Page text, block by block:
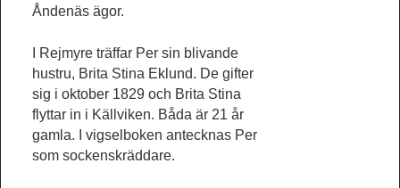
Åndenäs ägor.
I Rejmyre träffar Per sin blivande
hustru, Brita Stina Eklund. De gifter
sig i oktober 1829 och Brita Stina
flyttar in i Källviken. Båda är 21 år
gamla. I vigselboken antecknas Per
som sockenskräddare.